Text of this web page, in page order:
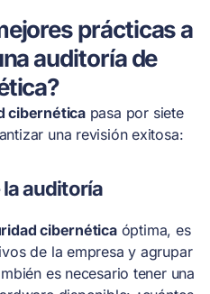
prácticas a
auditoría de
cibernéticapasa por siete
una revisión exitosa:
auditoría
cibernéticaóptima, es
de la empresa y agrupar
es necesario tener una